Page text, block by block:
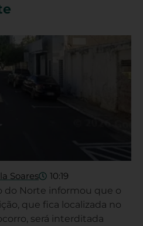
Soares 10:19
do Norte informou que o
que fica localizada no
será interditada